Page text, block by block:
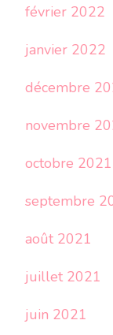
février 2022
janvier 2022
décembre
novembre
octobre 2021
septembre
août 2021
juillet 2021
juin 2021